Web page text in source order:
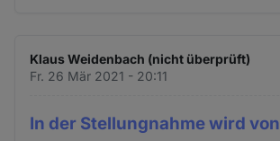
Klaus Weidenbach (nicht überprüft)
Fr. 26 Mär 2021 - 20:11
In der Stellungnahme wird von